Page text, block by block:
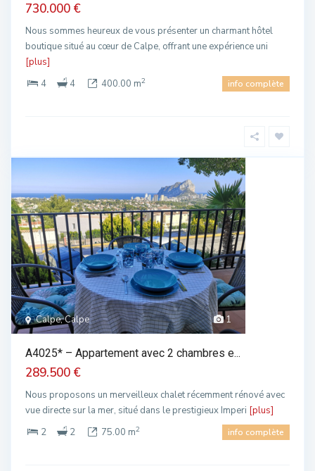
730.000 €
Nous sommes heureux de vous présenter un charmant hôtel
boutique situé au cœur de Calpe, offrant une expérience uni
[plus]
4
4 400.00 m2 info complète
1
Calpe, Calpe
A4025* – Appartement avec 2 chambres e...
289.500 €
Nous proposons un merveilleux chalet récemment rénové avec
vue directe sur la mer, situé dans le prestigieux Imperi [plus]
2
2 75.00 m2 info complète